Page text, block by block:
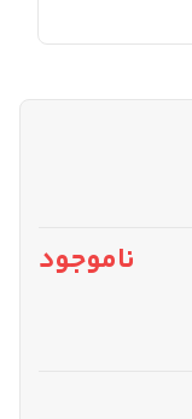
ناموجود